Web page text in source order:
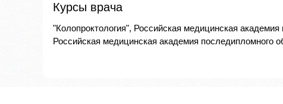
Курсы врача
"Колопроктология", Российская медицинская
Российская медицинская академия последипломного